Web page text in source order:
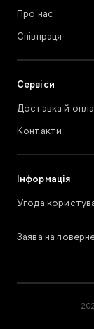
Про нас
Співпраця
Сервіси
Доставка й
Контакти
Інформація
Угода
Заява на